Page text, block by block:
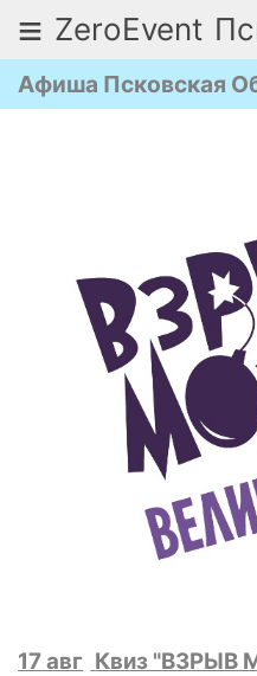
≡ ZeroEvent
Афиша Псковская
17 авг Квиз "ВЗРЫВ